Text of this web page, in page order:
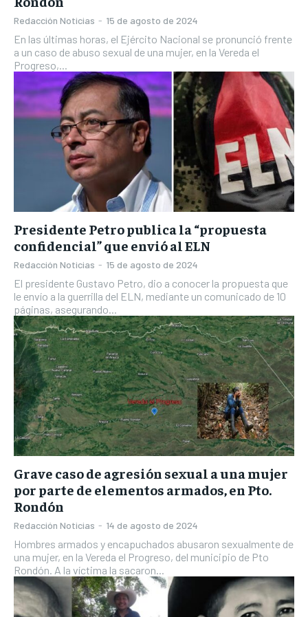
Redacción Noticias - 15 de agosto de 2024
En las últimas horas, el Ejército Nacional se pronunció frente
a un caso de abuso sexual de una mujer, en la Vereda el
Progreso,...
Presidente Petro publica la “propuesta
confidencial” que envió al ELN
Redacción Noticias - 15 de agosto de 2024
El presidente Gustavo Petro, dio a conocer la propuesta que
le envío a la guerrilla del ELN, mediante un comunicado de 10
páginas, asegurando...
Grave caso de agresión sexual a una mujer
por parte de elementos armados, en Pto.
Rondón
Redacción Noticias - 14 de agosto de 2024
Hombres armados y encapuchados abusaron sexualmente de
una mujer, en la Vereda el Progreso, del municipio de Pto
Rondón. A la víctima la sacaron...